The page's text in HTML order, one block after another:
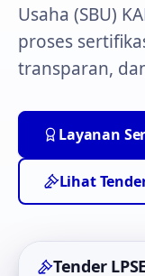
Usaha (SBU)
proses
transparan,
Layanan
Lihat
Tender